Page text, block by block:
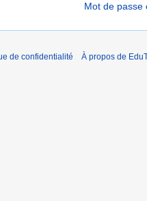
Mot de passe
de confidentialité À propos de